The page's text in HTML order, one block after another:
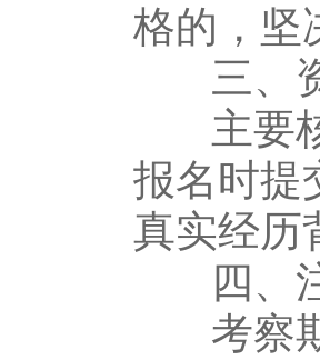
格的，坚
三、
主要核
报名时提
真实经历
四、
考察期